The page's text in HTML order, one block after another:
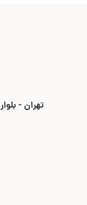
تهران - بلوار ۳۵ متری قیطریه - نبش خیابان استاد صادقی (شب تاب) - پلاک یک